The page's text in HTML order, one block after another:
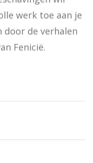
werk toe aan je
de verhalen
Fenicië.